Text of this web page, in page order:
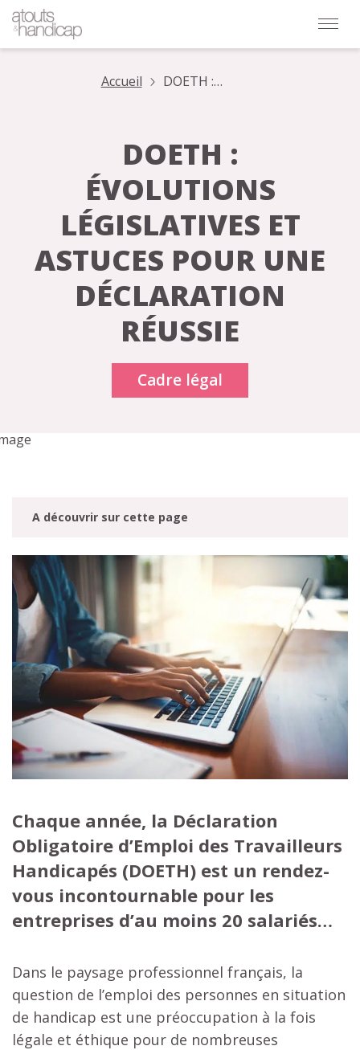
Accueil
DOETH :
une déclaration
DOETH :
ÉVOLUTIONS
LÉGISLATIVES ET
ASTUCES POUR UNE
DÉCLARATION
RÉUSSIE
Cadre légal
A découvrir sur cette page
Chaque année, la Déclaration
Obligatoire d’Emploi des Travailleurs
Handicapés (DOETH) est un rendez-
vous incontournable pour les
entreprises d’au moins 20 salariés…
Dans le paysage professionnel français, la
question de l’emploi des personnes en situation
de handicap est une préoccupation à la fois
légale et éthique pour de nombreuses